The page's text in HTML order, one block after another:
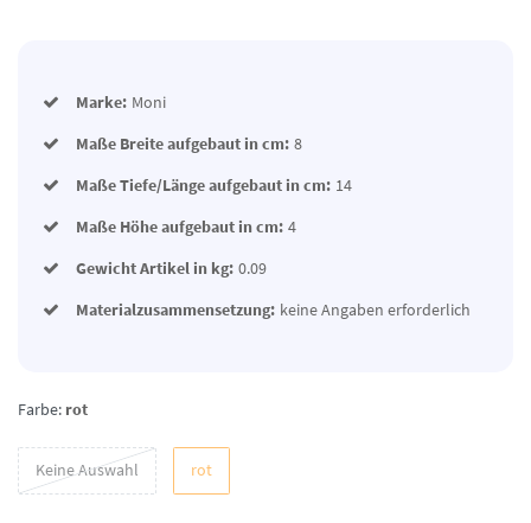
Marke: Moni
Maße Breite aufgebaut in cm: 8
Maße Tiefe/Länge aufgebaut in cm: 14
Maße Höhe aufgebaut in cm: 4
Gewicht Artikel in kg: 0.09
Materialzusammensetzung: keine Angaben erforderlich
Farbe: rot
Keine Auswahl rot